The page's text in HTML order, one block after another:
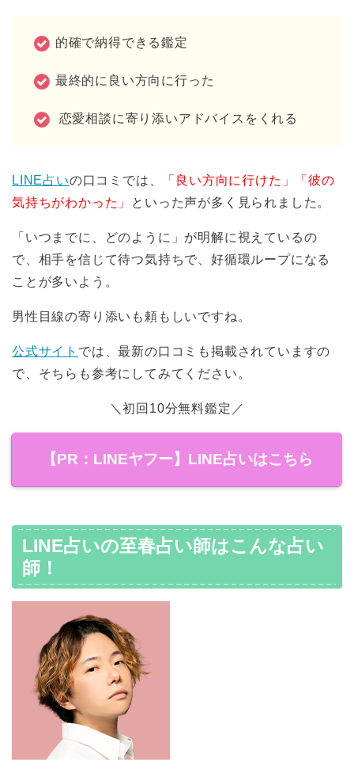
的確で納得できる鑑定
最終的に良い方向に行った
恋愛相談に寄り添いアドバイスをくれる
LINE占いの口コミでは、
「良い方向に行けた」「彼の
気持ちがわかった」
といった声が多く見られました。
「いつまでに、どのように」が明解に視えているの
で、相手を信じて待つ気持ちで、好循環ループになる
ことが多いよう。
男性目線の寄り添いも頼もしいですね。
公式サイト では、最新の口コミも掲載されていますの
で、そちらも参考にしてみてください。
＼初回10分無料鑑定／
【PR：LINEヤフー】LINE占いはこちら
LINE占いの至春占い師はこんな占い
師！